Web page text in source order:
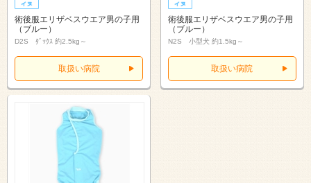
術後服エリザベスウエア男の子用
（ブルー）
D2S ﾀﾞｯｸｽ 約2.5kg～
取扱い病院
術後服エリザベスウエア男の子用
（ブルー）
N2S 小型犬 約1.5kg～
取扱い病院